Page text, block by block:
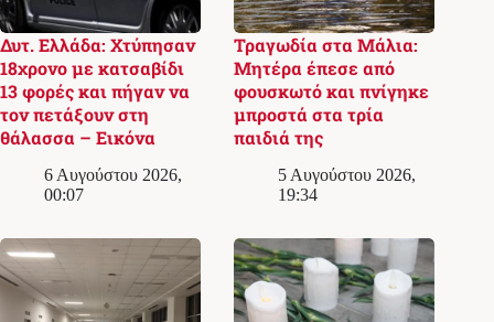
Δυτ. Ελλάδα: Χτύπησαν
18χρονο με κατσαβίδι
13 φορές και πήγαν να
τον πετάξουν στη
θάλασσα – Εικόνα
6 Αυγούστου 2026,
00:07
Τραγωδία στα Μάλια:
Μητέρα έπεσε από
φουσκωτό και πνίγηκε
μπροστά στα τρία
παιδιά της
5 Αυγούστου 2026,
19:34